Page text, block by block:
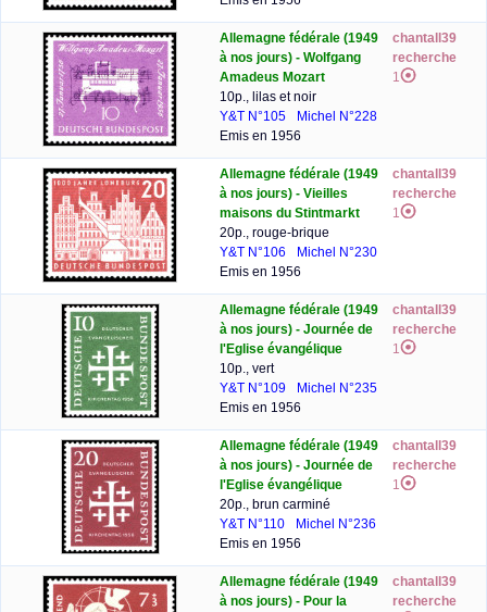
Allemagne fédérale (1949
à nos jours) - Wolfgang
Amadeus Mozart
10p., lilas et noir
Y&T N°105
Michel N°228
Emis en 1956
chantall39
recherche
1
Allemagne fédérale (1949
à nos jours) - Vieilles
maisons du Stintmarkt
20p., rouge-brique
Y&T N°106
Michel N°230
Emis en 1956
chantall39
recherche
1
Allemagne fédérale (1949
à nos jours) - Journée de
l'Eglise évangélique
10p., vert
Y&T N°109
Michel N°235
Emis en 1956
chantall39
recherche
1
Allemagne fédérale (1949
à nos jours) - Journée de
l'Eglise évangélique
20p., brun carminé
Y&T N°110
Michel N°236
Emis en 1956
chantall39
recherche
1
Allemagne fédérale (1949
à nos jours) - Pour la
chantall39
recherche